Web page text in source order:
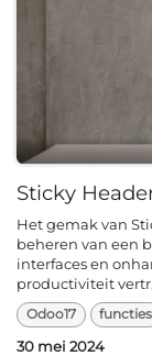
Sticky
Het gemak van
beheren van een
interfaces en
productiviteit
Odoo17 functies
30 mei 2024